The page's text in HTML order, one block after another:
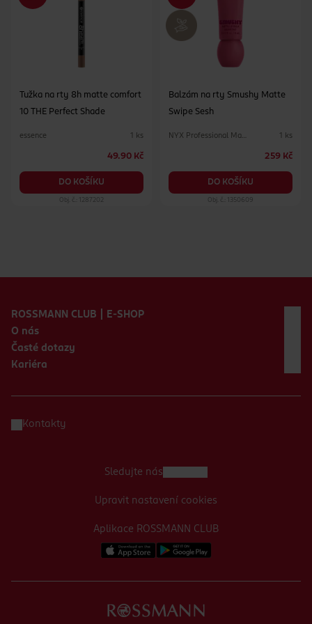
Tužka na rty 8h matte comfort
10 THE Perfect Shade
essence 1 ks
49.90 Kč
DO KOŠÍKU
Obj. č.: 1287202
Balzám na rty Smushy Matte
Swipe Sesh
NYX Professional Makeup 1 ks
259 Kč
DO KOŠÍKU
Obj. č.: 1350609
ROSSMANN CLUB | E-SHOP
O nás
Časté dotazy
Kariéra
Kontakty
Aplikace ROSSMANN CLUB
Sledujte nás
Upravit nastavení cookies